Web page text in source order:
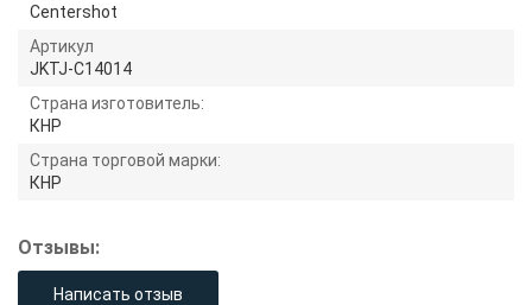
Centershot
Артикул
JKTJ-C14014
Страна изготовитель:
КНР
Страна торговой марки:
КНР
Отзывы:
Написать отзыв